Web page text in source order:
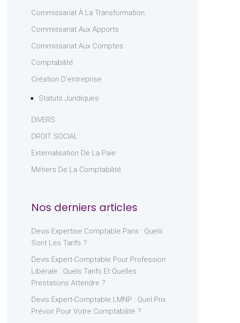
Commissariat À La Transformation
Commissariat Aux Apports
Commissariat Aux Comptes
Comptabilité
Création D'entreprise
Statuts Juridiques
DIVERS
DROIT SOCIAL
Externalisation De La Paie
Métiers De La Comptabilité
Nos derniers articles
Devis Expertise Comptable Paris : Quels
Sont Les Tarifs ?
Devis Expert-Comptable Pour Profession
Libérale : Quels Tarifs Et Quelles
Prestations Attendre ?
Devis Expert-Comptable LMNP : Quel Prix
Prévoir Pour Votre Comptabilité ?